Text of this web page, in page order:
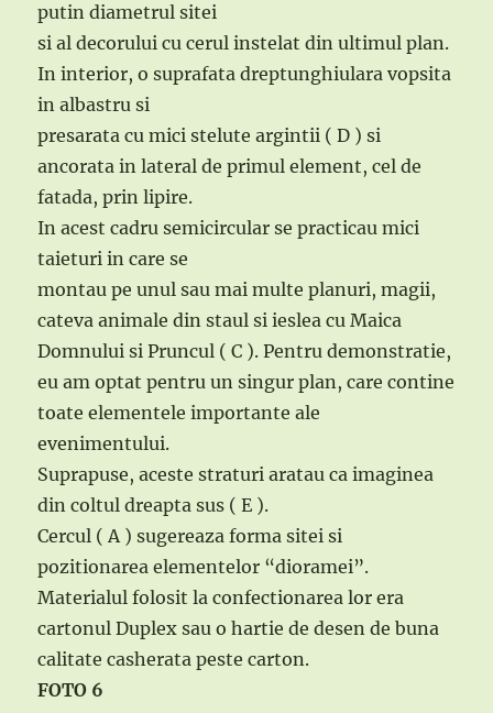
putin diametrul sitei
si al decorului cu cerul instelat din ultimul plan.
In interior, o suprafata dreptunghiulara vopsita
in albastru si
presarata cu mici stelute argintii ( D ) si
ancorata in lateral de primul element, cel de
fatada, prin lipire.
In acest cadru semicircular se practicau mici
taieturi in care se
montau pe unul sau mai multe planuri, magii,
cateva animale din staul si ieslea cu Maica
Domnului si Pruncul ( C ). Pentru demonstratie,
eu am optat pentru un singur plan, care contine
toate elementele importante ale
evenimentului.
Suprapuse, aceste straturi aratau ca imaginea
din coltul dreapta sus ( E ).
Cercul ( A ) sugereaza forma sitei si
pozitionarea elementelor “dioramei”.
Materialul folosit la confectionarea lor era
cartonul Duplex sau o hartie de desen de buna
calitate casherata peste carton.
FOTO 6